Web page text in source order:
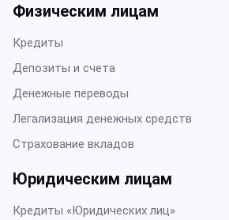
Физическим лицам
Кредиты
Депозиты и счета
Денежные переводы
Легализация денежных средств
Страхование вкладов
Юридическим лицам
Кредиты «Юридических лиц»